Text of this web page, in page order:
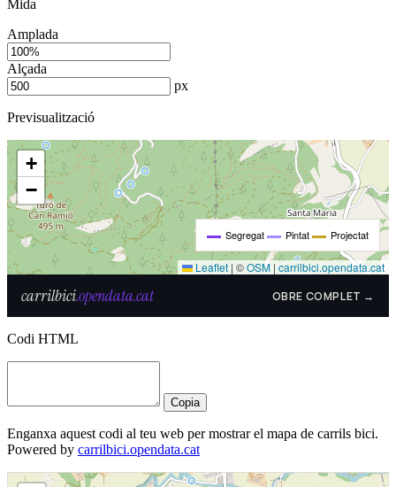
Mida
Amplada
Alçada
px
Previsualització
Codi HTML
Copia
Enganxa aquest codi al teu web per mostrar el mapa de carrils bici.
Powered by carrilbici.opendata.cat